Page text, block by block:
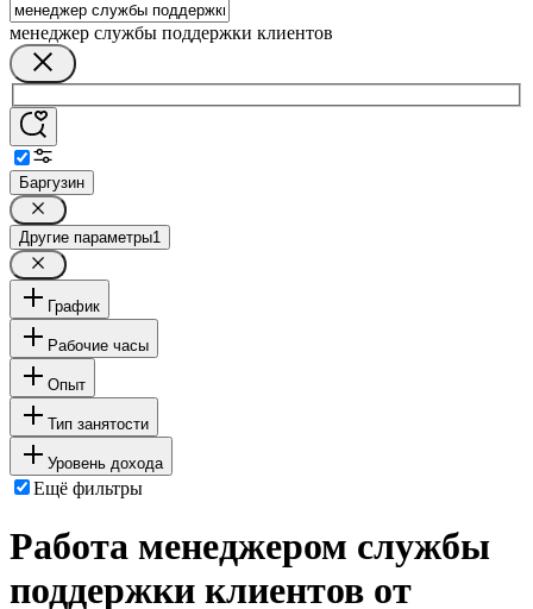
менеджер службы поддержки клиентов
Баргузин
Другие параметры1
График
Рабочие часы
Опыт
Тип занятости
Уровень дохода
Ещё фильтры
Работа менеджером службы
поддержки клиентов от